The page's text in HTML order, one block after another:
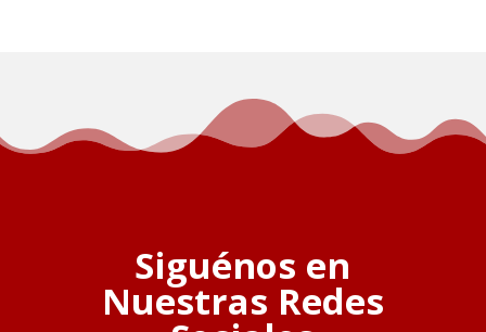
Siguénos en
Nuestras Redes